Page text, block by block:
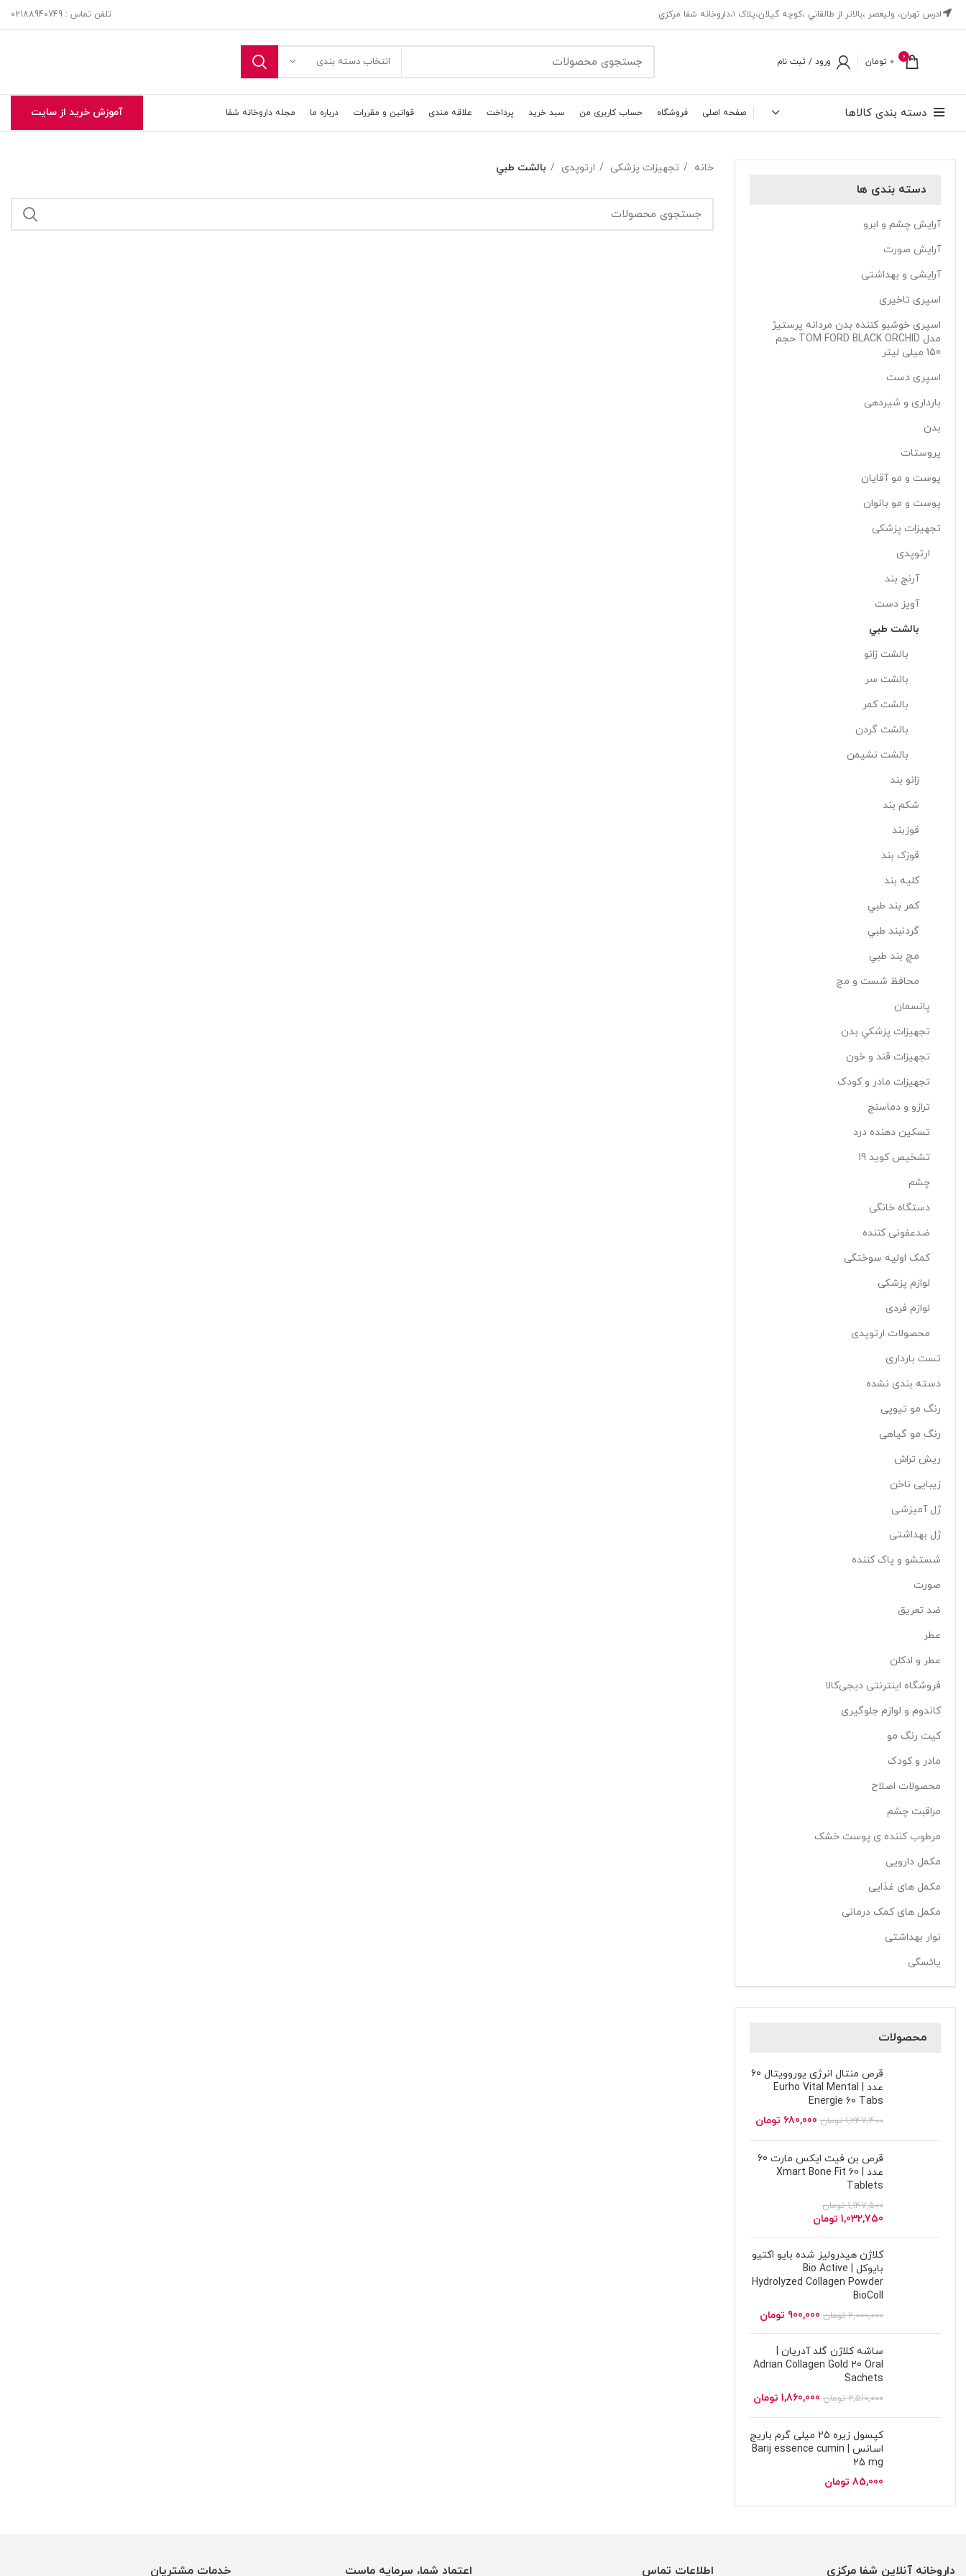
ادرس تهران، ‎وليعصر ،بالاتر از طالقاني ،كوچه گيلان،پلاک ۱،داروخانه شفا مركزي تلفن تماس : 02188940749
0
0 تومان ورود / ثبت نام انتخاب دسته بندی
دسته بندی کالاها صفحه اصلی فروشگاه حساب کاربری من سبد خرید پرداخت علاقه مندی قوانین و مقررات درباره ما مجله داروخانه شفا آموزش خرید از سایت
دسته بندی ها
آرایش چشم و ابرو
آرایش صورت
آرایشی و بهداشتی
اسپری تاخیری
اسپری خوشبو کننده بدن مردانه پرستیژ
مدل TOM FORD BLACK ORCHID حجم
150 میلی لیتر
اسپری دست
بارداری و شیردهی
بدن
پروستات
پوست و مو آقایان
پوست و مو بانوان
تجهیزات پزشکی
ارتوپدی
آرنج بند
آويز دست
بالشت طبي
بالشت زانو
بالشت سر
بالشت کمر
بالشت گردن
بالشت نشيمن
زانو بند
شکم بند
قوزبند
قوزک بند
کليه بند
کمر بند طبي
گردنبند طبي
مچ بند طبي
محافظ شست و مچ
پانسمان
تجهيزات پزشکي بدن
تجهیزات قند و خون
تجهیزات مادر و کودک
ترازو و دماسنج
تسکین دهنده درد
تشخیص کوید 19
چشم
دستگاه خانگی
ضدعفونی کننده
کمک اولیه سوختگی
لوازم پزشکی
لوازم فردی
محصولات ارتوپدی
تست بارداری
دسته بندی نشده
رنگ مو تیوپی
رنگ مو گیاهی
ریش تراش
زیبایی ناخن
ژل آمیزشی
ژل بهداشتی
شستشو و پاک کننده
صورت
ضد تعریق
عطر
عطر و ادکلن
فروشگاه اینترنتی دیجی‌کالا
کاندوم و لوازم جلوگیری
کیت رنگ مو
مادر و کودک
محصولات اصلاح
مراقبت چشم
مرطوب کننده ی پوست خشک
مکمل دارویی
مکمل های غذایی
مکمل های کمک درمانی
نوار بهداشتی
یائسگی
محصولات
قرص منتال انرژی یوروویتال 60
عدد | Eurho Vital Mental
Energie 60 Tabs
1,247,400 تومان 680,000 تومان
قرص بن فیت ایکس مارت 60
عدد | Xmart Bone Fit 60
Tablets
1,147,500 تومان
1,032,750 تومان
کلاژن هیدرولیز شده بایو اکتیو
بایوکل | Bio Active
Hydrolyzed Collagen Powder
BioColl
2,000,000 تومان 900,000 تومان
ساشه کلاژن گلد آدریان |
Adrian Collagen Gold 20 Oral
Sachets
2,510,000 تومان 1,860,000 تومان
کپسول زیره 25 میلی گرم باریج
اسانس | Barij essence cumin
25 mg
85,000 تومان
خانه تجهیزات پزشکی ارتوپدی بالشت طبي
داروخانه آنلاین شفا مرکزی اطلاعات تماس اعتماد شما، سرمایه ماست خدمات مشتریان